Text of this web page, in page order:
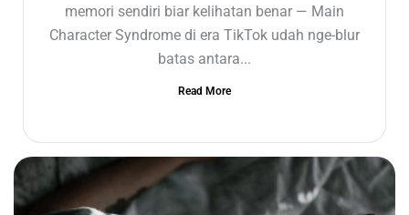
memori sendiri biar kelihatan benar — Main
Character Syndrome di era TikTok udah nge-blur
batas antara...
Read More